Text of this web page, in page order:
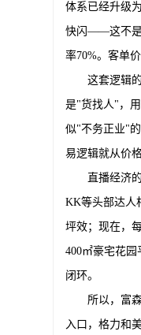
体系已经升级
快闪——这不是
率70%。客单
这套逻辑
是"货找人"，
似"不务正业"
易逻辑就从价
直播经济
KK等头部达人
坪效；现在，
400㎡豪宅花
闭环。
所以，富
入口，格力和